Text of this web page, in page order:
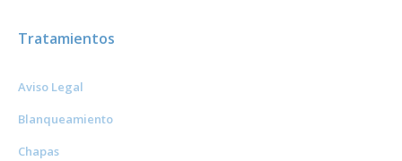
Tratamientos
Aviso Legal
Blanqueamiento
Chapas